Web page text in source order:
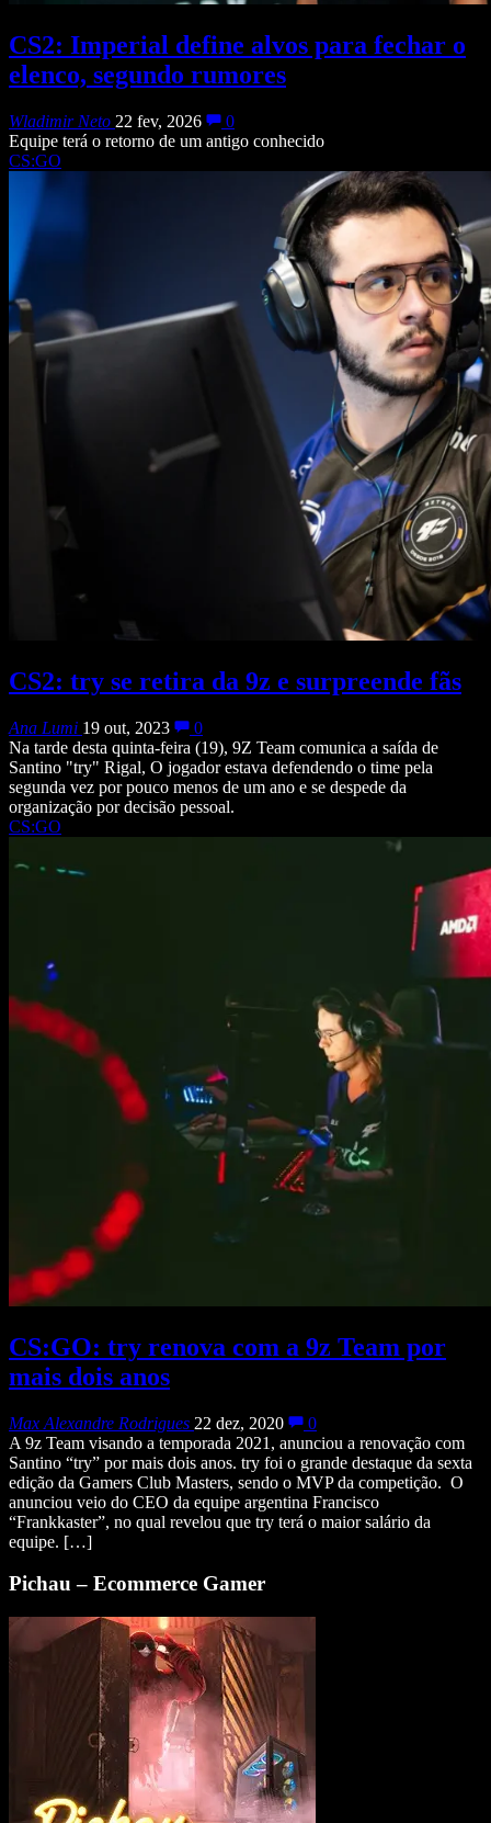
CS2: Imperial define alvos para fechar o
elenco, segundo rumores
Wladimir Neto 22 fev, 2026
0
Equipe terá o retorno de um antigo conhecido
CS:GO
CS2: try se retira da 9z e surpreende fãs
Ana Lumi 19 out, 2023
0
Na tarde desta quinta-feira (19), 9Z Team comunica a saída de
Santino "try" Rigal, O jogador estava defendendo o time pela
segunda vez por pouco menos de um ano e se despede da
organização por decisão pessoal.
CS:GO
CS:GO: try renova com a 9z Team por
mais dois anos
Max Alexandre Rodrigues 22 dez, 2020
0
A 9z Team visando a temporada 2021, anunciou a renovação com
Santino “try” por mais dois anos. try foi o grande destaque da sexta
edição da Gamers Club Masters, sendo o MVP da competição. O
anunciou veio do CEO da equipe argentina Francisco
“Frankkaster”, no qual revelou que try terá o maior salário da
equipe. […]
Pichau – Ecommerce Gamer